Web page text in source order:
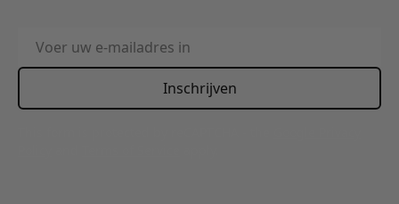
E-mailadres
Inschrijven